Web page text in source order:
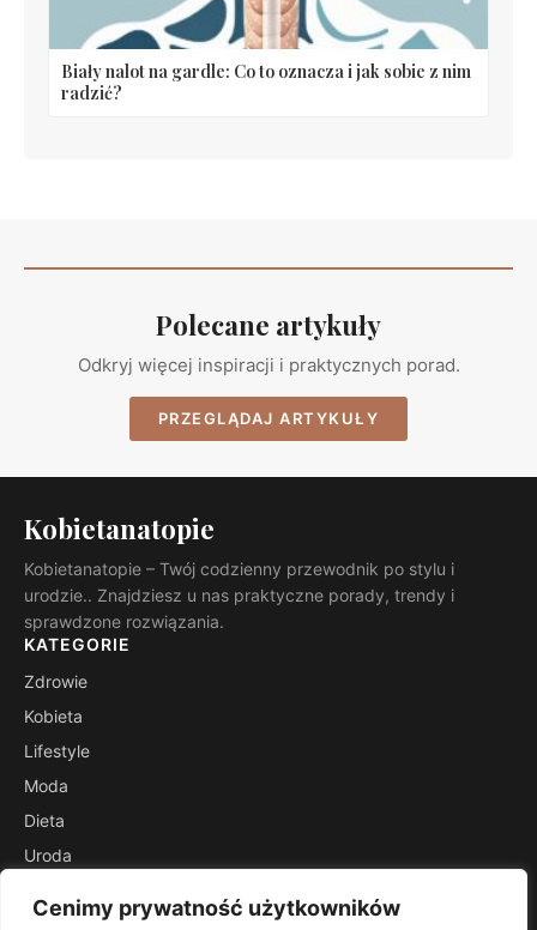
Cenimy prywatność użytkowników
Biały nalot na gardle: Co to oznacza i jak sobie z nim
radzić?
Polecane artykuły
Odkryj więcej inspiracji i praktycznych porad.
PRZEGLĄDAJ ARTYKUŁY
Kobietanatopie
Kobietanatopie – Twój codzienny przewodnik po stylu i
urodzie.. Znajdziesz u nas praktyczne porady, trendy i
sprawdzone rozwiązania.
KATEGORIE
Zdrowie
Kobieta
Lifestyle
Moda
Dieta
Uroda